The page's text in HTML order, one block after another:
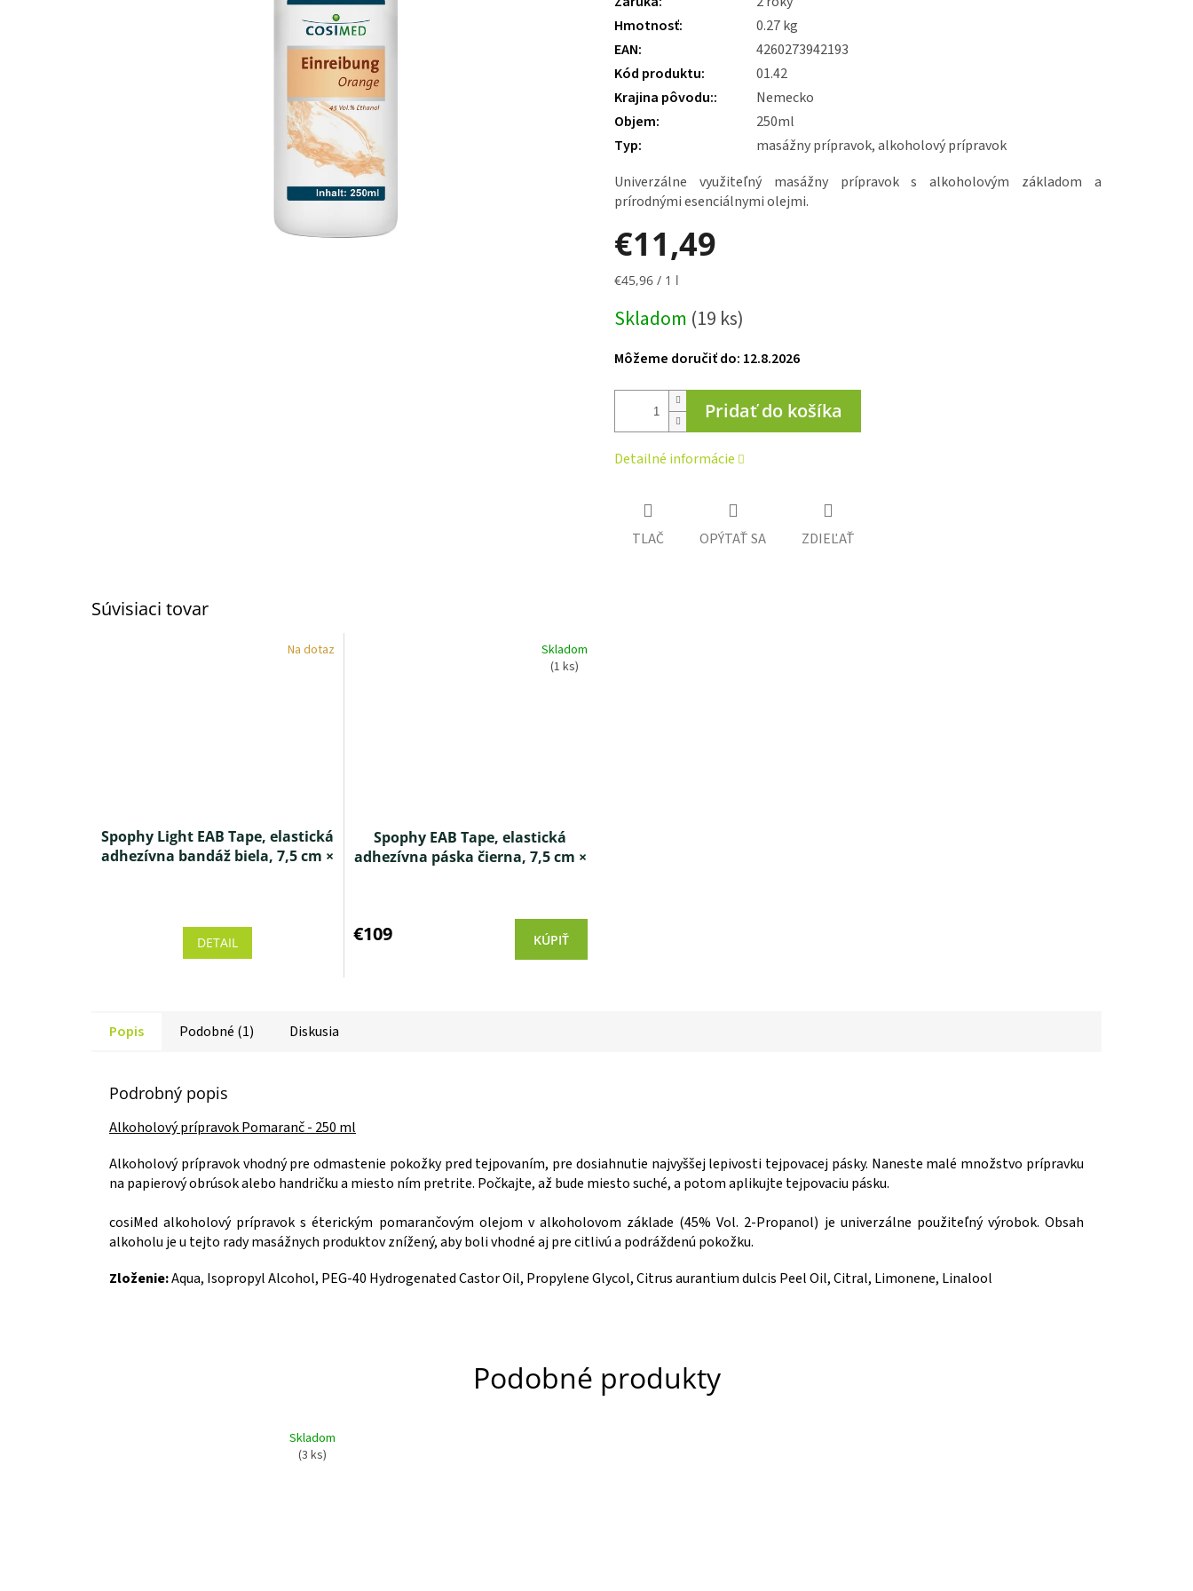
5,0
z 5
hviezdičiek.
Hmotnosť:
0.27 kg
EAN:
4260273942193
Kód produktu:
01.42
Krajina pôvodu::
Nemecko
Objem:
250ml
Typ:
masážny prípravok, alkoholový prípravok
Univerzálne využiteľný masážny prípravok s alkoholovým základom a
prírodnými esenciálnymi olejmi.
€11,49
Jednotková
€45,96 / 1 l
Skladom (19 ks)
Môžeme doručiť do: 12.8.2026
Pridať do košíka
Detailné informácie
TLAČ OPÝTAŤ SA ZDIEĽAŤ
Súvisiaci tovar
Na dotaz
Spophy Light EAB Tape, elastická
adhezívna bandáž biela, 7,5 cm ×
DETAIL
Skladom
(1 ks)
Spophy EAB Tape, elastická
adhezívna páska čierna, 7,5 cm ×
€109 KÚPIŤ
Popis Podobné (1) Diskusia
Podrobný popis
Alkoholový prípravok Pomaranč - 250 ml
Alkoholový prípravok vhodný pre odmastenie pokožky pred tejpovaním, pre dosiahnutie najvyššej lepivosti tejpovacej pásky. Naneste malé množstvo prípravku
na papierový obrúsok alebo handričku a miesto ním pretrite. Počkajte, až bude miesto suché, a potom aplikujte tejpovaciu pásku.
cosiMed alkoholový prípravok s éterickým pomarančovým olejom v alkoholovom základe (45% Vol. 2-Propanol) je univerzálne použiteľný výrobok. Obsah
alkoholu je u tejto rady masážnych produktov znížený, aby boli vhodné aj pre citlivú a podráždenú pokožku.
Zloženie:Aqua, Isopropyl Alcohol, PEG-40 Hydrogenated Castor Oil, Propylene Glycol, Citrus aurantium dulcis Peel Oil, Citral, Limonene, Linalool
Podobné produkty
Skladom
(3 ks)